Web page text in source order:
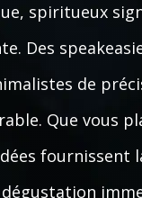
spiritueux
Des
de
Que vous